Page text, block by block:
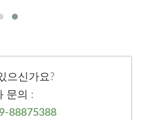
으신가요?
문의 :
88875388